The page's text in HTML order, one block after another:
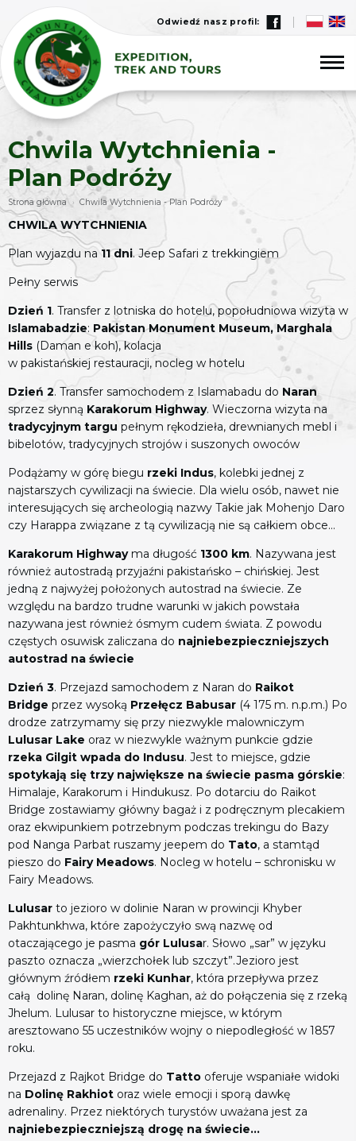
Odwiedź nasz profil:
Chwila Wytchnienia -
Plan Podróży
Strona główna › Chwila Wytchnienia - Plan Podróży
CHWILA WYTCHNIENIA
Plan wyjazdu na11 dni. Jeep Safari z trekkingiem
Pełny serwis
Dzień 1. Transfer z lotniska do hotelu, popołudniowa wizyta w
Islamabadzie: Pakistan Monument Museum, Marghala
Hills (Daman e koh), kolacja
w pakistańskiej restauracji, nocleg w hotelu
Dzień 2. Transfer samochodem z Islamabadu do Naran
sprzez słynną Karakorum Highway. Wieczorna wizyta na
tradycyjnym targu pełnym rękodzieła, drewnianych mebl i
bibelotów, tradycyjnych strojów i suszonych owoców
Podążamy w górę biegu rzeki Indus, kolebki jednej z
najstarszych cywilizacji na świecie. Dla wielu osób, nawet nie
interesujących się archeologią nazwy Takie jak Mohenjo Daro
czy Harappa związane z tą cywilizacją nie są całkiem obce...
Karakorum Highwayma długość 1300 km. Nazywana jest
również autostradą przyjaźni pakistańsko – chińskiej. Jest
jedną z najwyżej położonych autostrad na świecie. Ze
względu na bardzo trudne warunki w jakich powstała
nazywana jest również ósmym cudem świata. Z powodu
częstych osuwisk zaliczana do najniebezpieczniejszych
autostrad na świecie
Dzień 3. Przejazd samochodem z Naran do Raikot
Bridge przez wysoką Przełęcz Babusar (4 175 m. n.p.m.) Po
drodze zatrzymamy się przy niezwykle malowniczym
Lulusar Lake oraz w niezwykle ważnym punkcie gdzie
rzeka Gilgit wpada do Indusu. Jest to miejsce, gdzie
spotykają się trzy największe na świecie pasma górskie:
Himalaje, Karakorum i Hindukusz. Po dotarciu do Raikot
Bridge zostawiamy główny bagaż i z podręcznym plecakiem
oraz ekwipunkiem potrzebnym podczas trekingu do Bazy
pod Nanga Parbat ruszamy jeepem do Tato, a stamtąd
pieszo do Fairy Meadows. Nocleg w hotelu – schronisku w
Fairy Meadows.
Lulusar to jezioro w dolinie Naran w prowincji Khyber
Pakhtunkhwa, które zapożyczyło swą nazwę od
otaczającego je pasma gór Lulusar. Słowo „sar” w języku
paszto oznacza „wierzchołek lub szczyt”.Jezioro jest
głównym źródłem rzeki Kunhar, która przepływa przez
całą dolinę Naran, dolinę Kaghan, aż do połączenia się z rzeką
Jhelum. Lulusar to historyczne miejsce, w którym
aresztowano 55 uczestników wojny o niepodległość w 1857
roku.
Przejazd z Rajkot Bridge do Tatto oferuje wspaniałe widoki
na Dolinę Rakhiot oraz wiele emocji i sporą dawkę
adrenaliny. Przez niektórych turystów uważana jest za
najniebezpieczniejszą drogę na świecie...